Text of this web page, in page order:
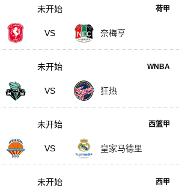
荷甲
VS 奈梅亨
未开始
WNBA
VS 狂热
未开始
西篮甲
VS 皇家马德里
未开始
西甲
未开始